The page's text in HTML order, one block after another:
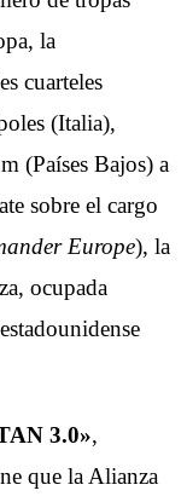
la
cuarteles
(Italia),
(Países Bajos) a
sobre el cargo
Europe), la
ocupada
3.0»,
que la Alianza